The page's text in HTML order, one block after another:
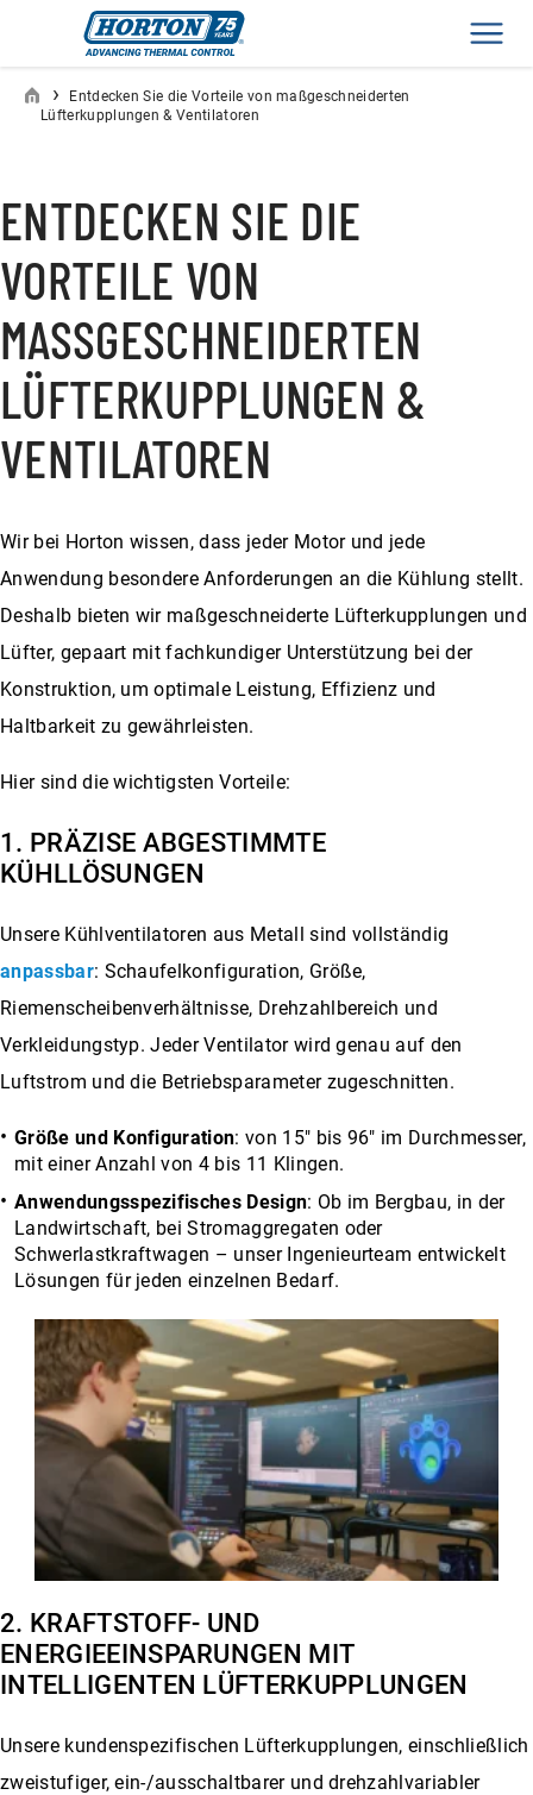
›
Entdecken Sie die Vorteile von maßgeschneiderten
Lüfterkupplungen & Ventilatoren
ENTDECKEN SIE DIE
VORTEILE VON
MASSGESCHNEIDERTEN L
ÜFTERKUPPLUNGEN & V
ENTILATOREN
Wir bei Horton wissen, dass jeder Motor und jede
Anwendung besondere Anforderungen an die Kühlung stellt.
Deshalb bieten wir maßgeschneiderte Lüfterkupplungen und
Lüfter, gepaart mit fachkundiger Unterstützung bei der
Konstruktion, um optimale Leistung, Effizienz und
Haltbarkeit zu gewährleisten.
Hier sind die wichtigsten Vorteile:
1. PRÄZISE ABGESTIMMTE
KÜHLLÖSUNGEN
Unsere Kühlventilatoren aus Metall sind vollständig
anpassbar: Schaufelkonfiguration, Größe,
Riemenscheibenverhältnisse, Drehzahlbereich und
Verkleidungstyp. Jeder Ventilator wird genau auf den
Luftstrom und die Betriebsparameter zugeschnitten.
Größe und Konfiguration: von 15″ bis 96″ im Durchmesser,
mit einer Anzahl von 4 bis 11 Klingen.
Anwendungsspezifisches Design: Ob im Bergbau, in der
Landwirtschaft, bei Stromaggregaten oder
Schwerlastkraftwagen – unser Ingenieurteam entwickelt
Lösungen für jeden einzelnen Bedarf.
2. KRAFTSTOFF- UND
ENERGIEEINSPARUNGEN MIT
INTELLIGENTEN LÜFTERKUPPLUNGEN
Unsere kundenspezifischen Lüfterkupplungen, einschließlich
zweistufiger, ein-/ausschaltbarer und drehzahlvariabler